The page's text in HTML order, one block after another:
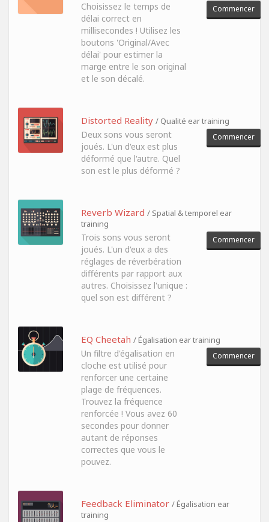
Choisissez le temps de
délai correct en
millisecondes ! Utilisez les
boutons 'Original/Avec
délai' pour estimer la
marge entre le son original
et le son décalé.
Commencer
Distorted Reality / Qualité ear training
Deux sons vous seront
joués. L'un d'eux est plus
déformé que l'autre. Quel
son est le plus déformé ?
Commencer
Reverb Wizard / Spatial & temporel ear
training
Trois sons vous seront
joués. L'un d'eux a des
réglages de réverbération
différents par rapport aux
autres. Choisissez l'unique :
quel son est différent ?
Commencer
EQ Cheetah / Égalisation ear training
Un filtre d'égalisation en
cloche est utilisé pour
renforcer une certaine
plage de fréquences.
Trouvez la fréquence
renforcée ! Vous avez 60
secondes pour donner
autant de réponses
correctes que vous le
pouvez.
Commencer
Feedback Eliminator / Égalisation ear
training